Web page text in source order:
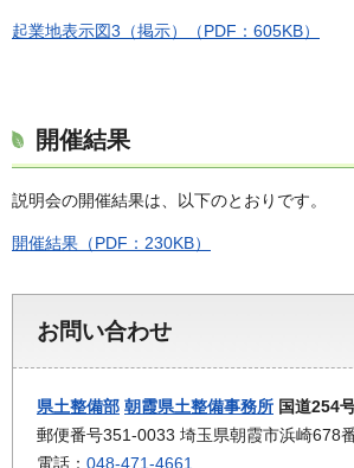
起業地表示図3（掲示）（PDF：605KB）
開催結果
説明会の開催結果は、以下のとおりです。
開催結果（PDF：230KB）
お問い合わせ
県土整備部 朝霞県土整備事務所 国道254
郵便番号351-0033 埼玉県朝霞市浜崎678
電話： 048-471-4661